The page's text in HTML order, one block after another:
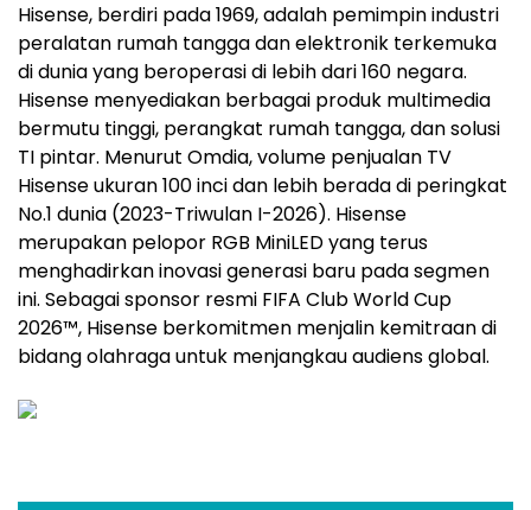
Hisense, berdiri pada 1969, adalah pemimpin industri
peralatan rumah tangga dan elektronik terkemuka
di dunia yang beroperasi di lebih dari 160 negara.
Hisense menyediakan berbagai produk multimedia
bermutu tinggi, perangkat rumah tangga, dan solusi
TI pintar. Menurut Omdia, volume penjualan TV
Hisense ukuran 100 inci dan lebih berada di peringkat
No.1 dunia (2023-Triwulan I-2026). Hisense
merupakan pelopor RGB MiniLED yang terus
menghadirkan inovasi generasi baru pada segmen
ini. Sebagai sponsor resmi FIFA Club World Cup
2026™, Hisense berkomitmen menjalin kemitraan di
bidang olahraga untuk menjangkau audiens global.